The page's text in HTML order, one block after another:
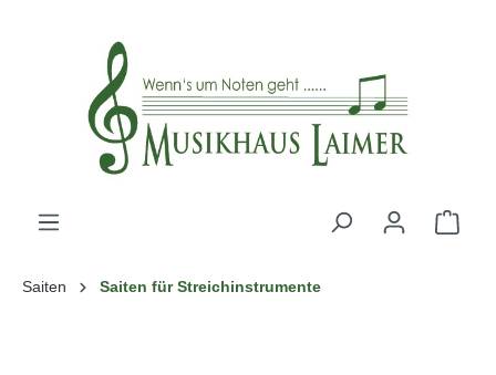
Saiten Saiten für Streichinstrumente